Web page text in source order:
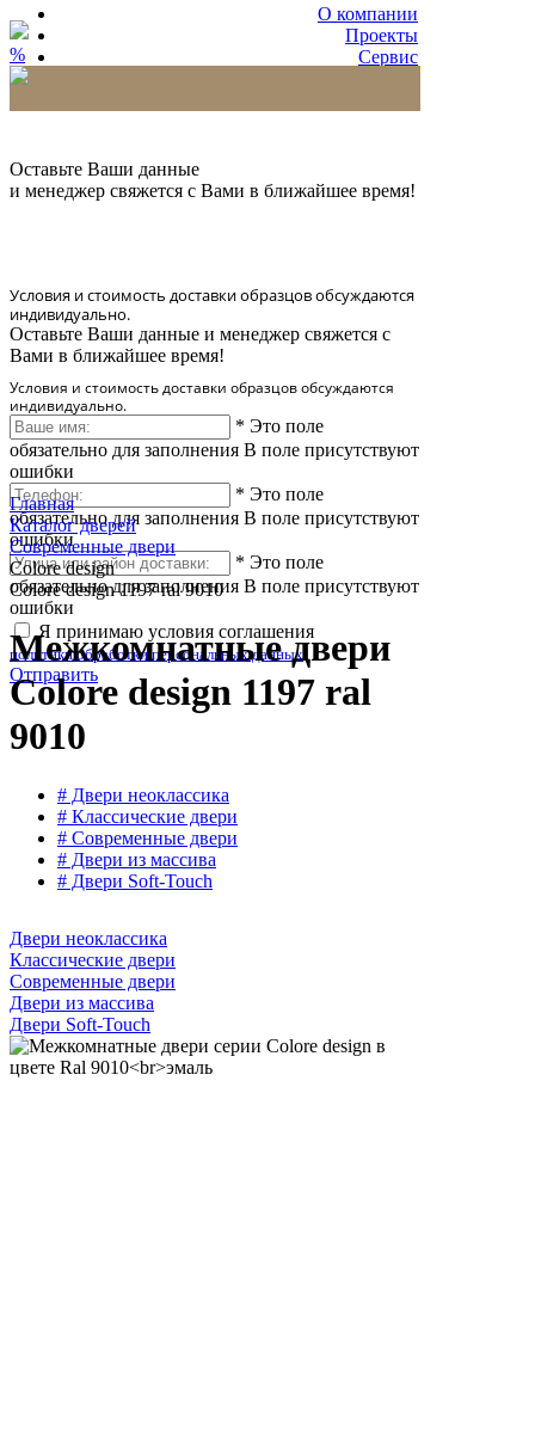
О компании
Проекты
Сервис
%
Оставьте Ваши данные
и менеджер свяжется с Вами в ближайшее время!
Условия и стоимость доставки образцов обсуждаются
индивидуально.
Оставьте Ваши данные и менеджер свяжется с
Вами в ближайшее время!
Условия и стоимость доставки образцов обсуждаются
индивидуально.
* Это поле
обязательно для заполнения В поле присутствуют
ошибки
* Это поле
обязательно для заполнения В поле присутствуют
ошибки
* Это поле
обязательно для заполнения В поле присутствуют
ошибки
Я принимаю условия соглашения
политики обработки персональных данных
Отправить
Главная
Каталог дверей
Современные двери
Colore design
Colore design 1197 ral 9010
Межкомнатные двери
Colore design 1197 ral
9010
# Двери неоклассика
# Классические двери
# Современные двери
# Двери из массива
# Двери Soft-Touch
Двери неоклассика
Классические двери
Современные двери
Двери из массива
Двери Soft-Touch